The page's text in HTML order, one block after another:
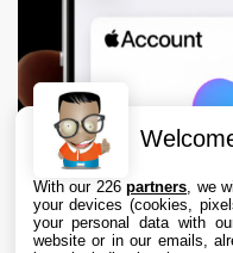
With our 226partners , we
your devices (cookies,
your personal data with
website or in our emails,